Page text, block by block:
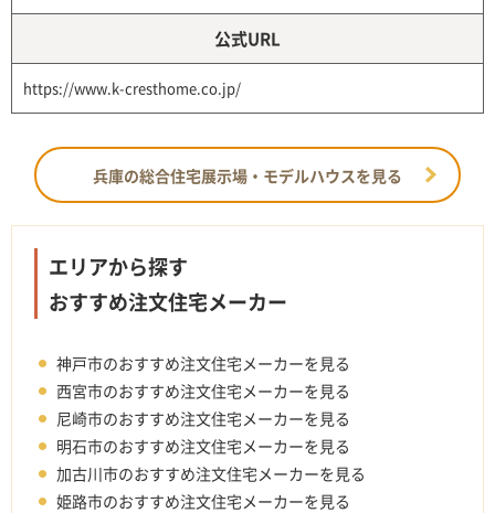
公式URL
https://www.k-cresthome.co.jp/
兵庫の総合住宅展示場・モデルハウスを見る
エリアから探す
おすすめ注文住宅メーカー
神戸市のおすすめ注文住宅メーカーを見る
西宮市のおすすめ注文住宅メーカーを見る
尼崎市のおすすめ注文住宅メーカーを見る
明石市のおすすめ注文住宅メーカーを見る
加古川市のおすすめ注文住宅メーカーを見る
姫路市のおすすめ注文住宅メーカーを見る